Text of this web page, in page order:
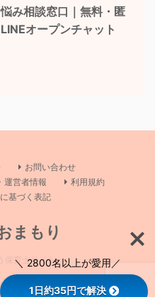
み相談窓口｜無料・匿
オープンチャット
お問い合わせ
運営者情報
利用規約
基づく表記
まもり
保育士サイト
All Rights Reserved Powered by
＼ 2800名以上が愛用／
1日約35円で解決